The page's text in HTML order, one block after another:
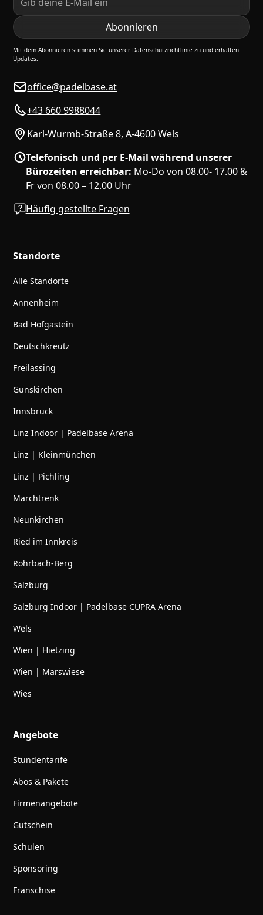
Mit dem Abonnieren stimmen Sie unserer Datenschutzrichtlinie zu und erhalten
Updates.
office@padelbase.at
+43 660 9988044
Karl-Wurmb-Straße 8, A-4600 Wels
Telefonisch und per E-Mail während unserer
Bürozeiten erreichbar: Mo-Do von 08.00- 17.00 &
Fr von 08.00 – 12.00 Uhr
Häufig gestellte Fragen
Standorte
Alle Standorte
Annenheim
Bad Hofgastein
Deutschkreutz
Freilassing
Gunskirchen
Innsbruck
Linz Indoor | Padelbase Arena
Linz | Kleinmünchen
Linz | Pichling
Marchtrenk
Neunkirchen
Ried im Innkreis
Rohrbach-Berg
Salzburg
Salzburg Indoor | Padelbase CUPRA Arena
Wels
Wien | Hietzing
Wien | Marswiese
Wies
Angebote
Stundentarife
Abos & Pakete
Firmenangebote
Gutschein
Schulen
Sponsoring
Franschise